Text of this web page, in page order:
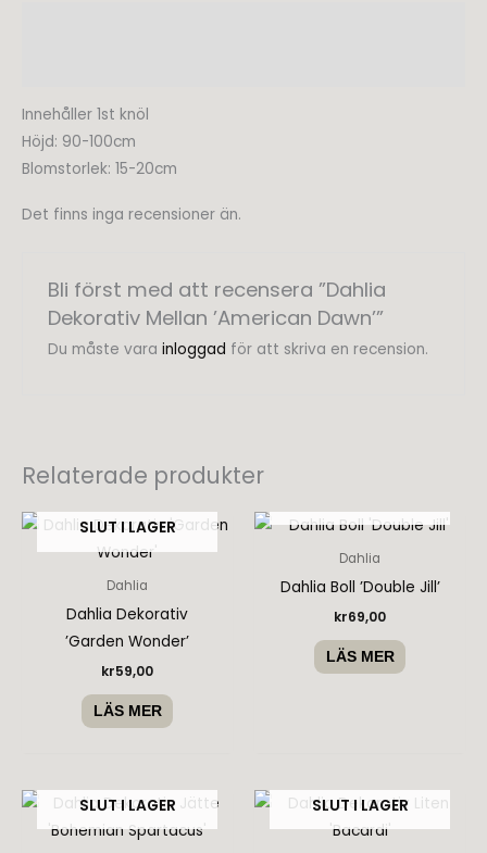
Innehåller 1st knöl
Höjd: 90-100cm
Blomstorlek: 15-20cm
Det finns inga recensioner än.
Bli först med att recensera ”Dahlia
Dekorativ Mellan ’American Dawn’”
Du måste vara inloggad för att skriva en recension.
Relaterade produkter
SLUT I LAGER
Dahlia
Dahlia Dekorativ
’Garden Wonder’
kr59,00
LÄS MER
Dahlia
Dahlia Boll ’Double Jill’
kr69,00
LÄS MER
SLUT I LAGER SLUT I LAGER